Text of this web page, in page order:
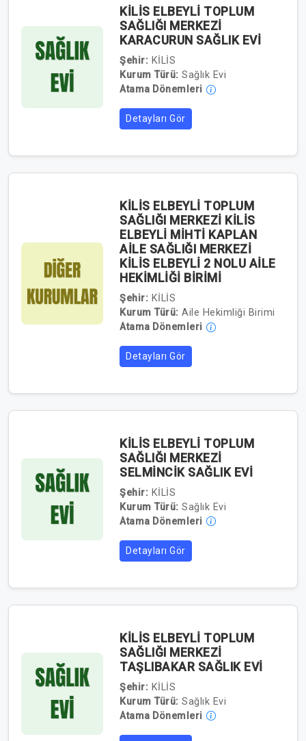
KİLİS ELBEYLİ TOPLUM
SAĞLIĞI MERKEZİ
KARACURUN SAĞLIK EVİ
Şehir: KİLİS
Kurum Türü: Sağlık Evi
Atama Dönemleri
Detayları Gör
KİLİS ELBEYLİ TOPLUM
SAĞLIĞI MERKEZİ KİLİS
ELBEYLİ MİHTİ KAPLAN
AİLE SAĞLIĞI MERKEZİ
KİLİS ELBEYLİ 2 NOLU AİLE
HEKİMLİĞİ BİRİMİ
Şehir: KİLİS
Kurum Türü: Aile Hekimliği Birimi
Atama Dönemleri
Detayları Gör
KİLİS ELBEYLİ TOPLUM
SAĞLIĞI MERKEZİ
SELMİNCİK SAĞLIK EVİ
Şehir: KİLİS
Kurum Türü: Sağlık Evi
Atama Dönemleri
Detayları Gör
KİLİS ELBEYLİ TOPLUM
SAĞLIĞI MERKEZİ
TAŞLIBAKAR SAĞLIK EVİ
Şehir: KİLİS
Kurum Türü: Sağlık Evi
Atama Dönemleri